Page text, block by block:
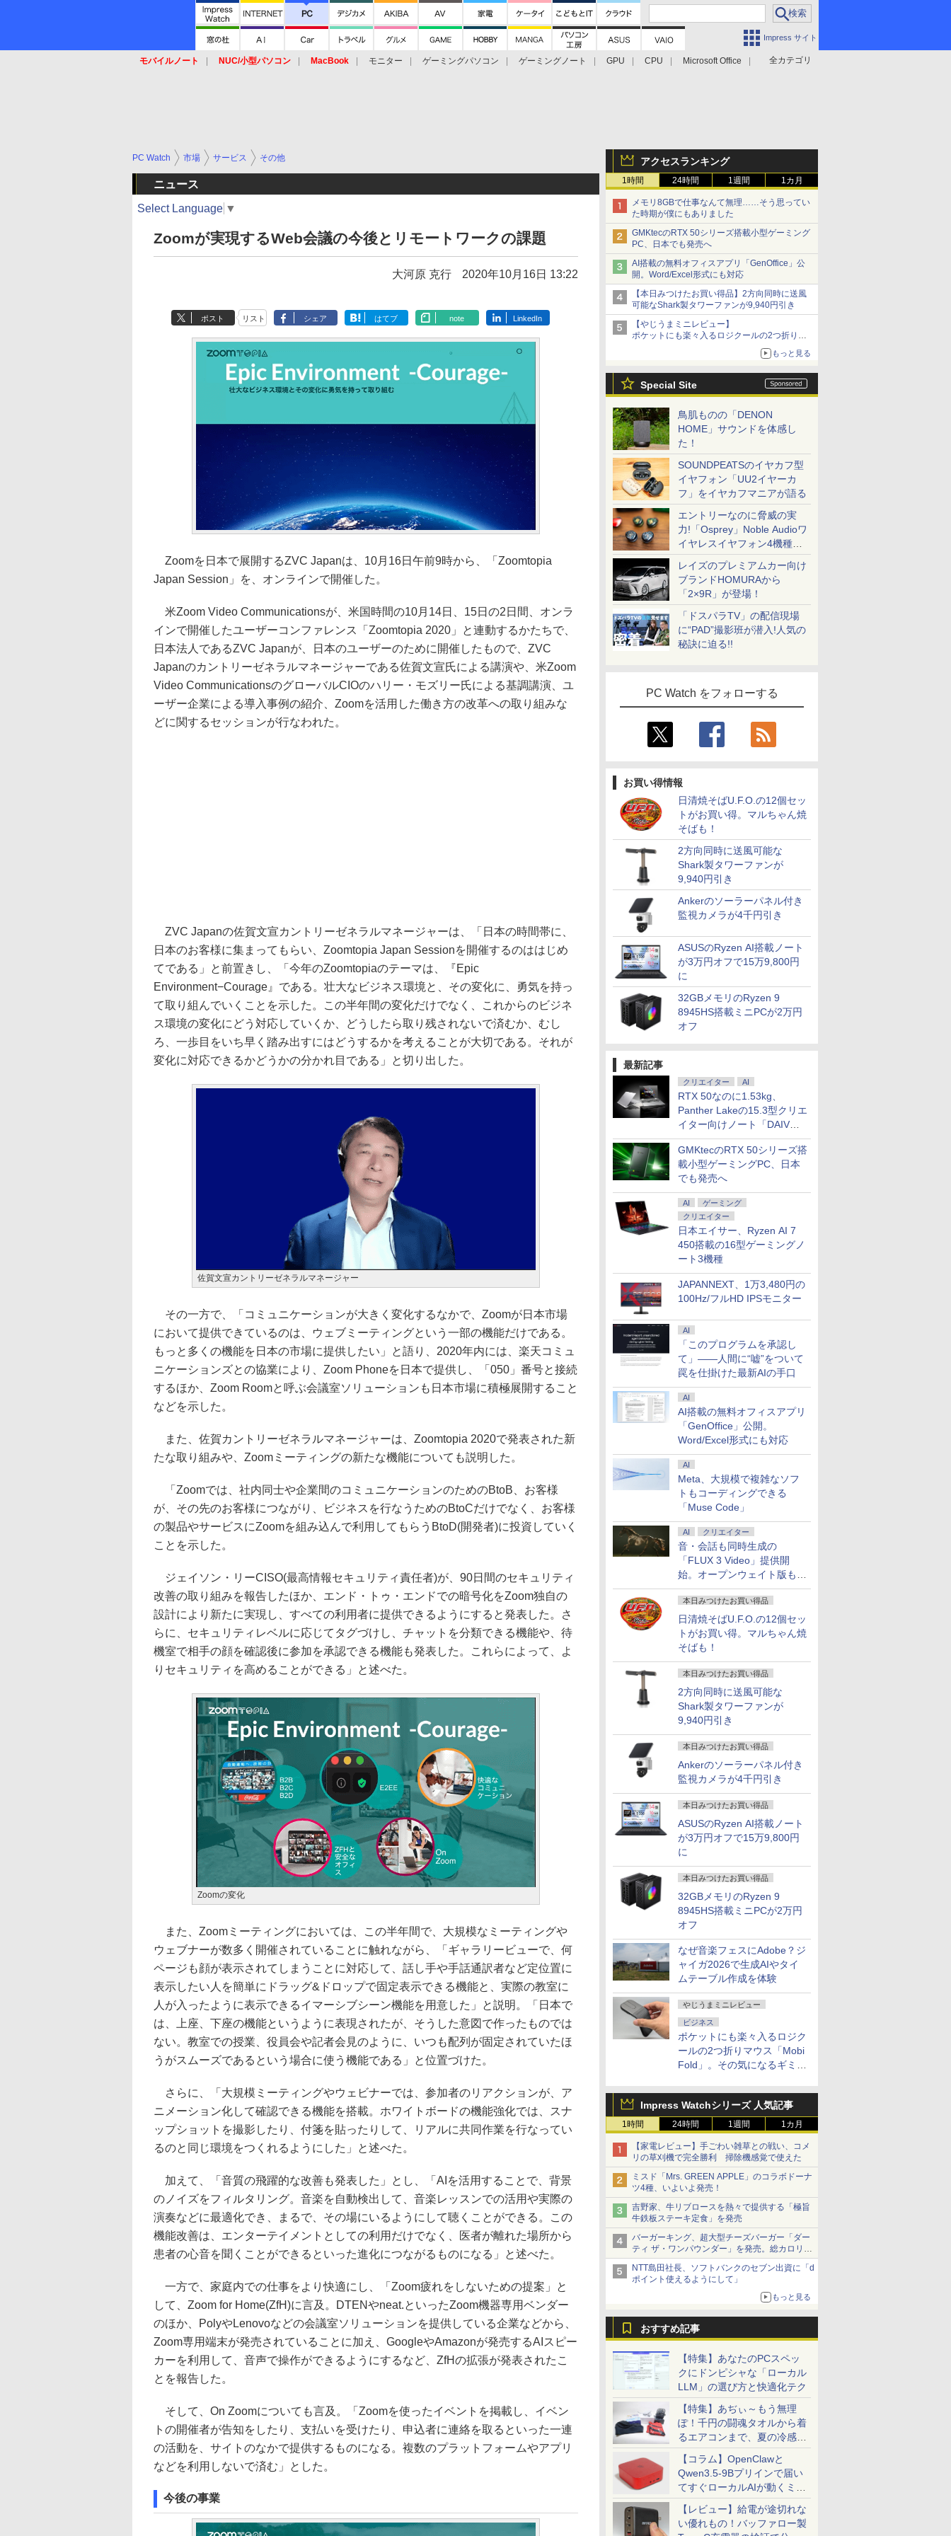
Impress サイト
全カテゴリ
モバイルノート NUC/小型パソコン MacBook モニター ゲーミングパソコン ゲーミングノート GPU CPU
Microsoft Office
アクセスランキング
1時間 24時間 1週間 1カ月
メモリ8GBで仕事なんて無理……そう思ってい
た時期が僕にもありました
GMKtecのRTX 50シリーズ搭載小型ゲーミング
PC、日本でも発売へ
AI搭載の無料オフィスアプリ「GenOffice」公
開。Word/Excel形式にも対応
【本日みつけたお買い得品】2方向同時に送風
可能なShark製タワーファンが9,940円引き
【やじうまミニレビュー】
ポケットにも楽々入るロジクールの2つ折りマ
ウス「Mobi Fold」。その気になるギミックと
もっと見る
Special Site
鳥肌ものの「DENON
HOME」サウンドを体感し
た！
SOUNDPEATSのイヤカフ型
イヤフォン「UU2イヤーカ
フ」をイヤカフマニアが語る
エントリーなのに脅威の実
力!「Osprey」Noble Audioワ
イヤレスイヤフォン4機種を
一気に聴く
レイズのプレミアムカー向け
ブランドHOMURAから
「2×9R」が登場！
「ドスパラTV」の配信現場
に“PAD”撮影班が潜入!人気の
秘訣に迫る!!
PC Watch をフォローする
お買い得情報
日清焼そばU.F.O.の12個セッ
トがお買い得。マルちゃん焼
そばも！
2方向同時に送風可能な
Shark製タワーファンが
9,940円引き
Ankerのソーラーパネル付き
監視カメラが4千円引き
ASUSのRyzen AI搭載ノート
が3万円オフで15万9,800円
に
32GBメモリのRyzen 9
8945HS搭載ミニPCが2万円
オフ
最新記事
クリエイター AI
RTX 50なのに1.53kg、
Panther Lakeの15.3型クリエ
イター向けノート「DAIV
Z5」
GMKtecのRTX 50シリーズ搭
載小型ゲーミングPC、日本
でも発売へ
AI
ゲーミング
クリエイター
日本エイサー、Ryzen AI 7
450搭載の16型ゲーミングノ
ート3機種
JAPANNEXT、1万3,480円の
100Hz/フルHD IPSモニター
AI
「このプログラムを承認し
て」――人間に“嘘”をついて
罠を仕掛けた最新AIの手口
AI
AI搭載の無料オフィスアプリ
「GenOffice」公開。
Word/Excel形式にも対応
AI
Meta、大規模で複雑なソフ
トもコーディングできる
「Muse Code」
AI クリエイター
音・会話も同時生成の
「FLUX 3 Video」提供開
始。オープンウェイト版も計
画
本日みつけたお買い得品
日清焼そばU.F.O.の12個セッ
トがお買い得。マルちゃん焼
そばも！
本日みつけたお買い得品
2方向同時に送風可能な
Shark製タワーファンが
9,940円引き
本日みつけたお買い得品
Ankerのソーラーパネル付き
監視カメラが4千円引き
本日みつけたお買い得品
ASUSのRyzen AI搭載ノート
が3万円オフで15万9,800円
に
本日みつけたお買い得品
32GBメモリのRyzen 9
8945HS搭載ミニPCが2万円
オフ
なぜ音楽フェスにAdobe？ジ
ャイガ2026で生成AIやタイ
ムテーブル作成を体験
やじうまミニレビュー
ビジネス
ポケットにも楽々入るロジク
ールの2つ折りマウス「Mobi
Fold」。その気になるギミッ
Impress Watchシリーズ 人気記事
1時間 24時間 1週間 1カ月
【家電レビュー】手ごわい雑草との戦い、コメ
リの草刈機で完全勝利 掃除機感覚で使えた
ミスド「Mrs. GREEN APPLE」のコラボドーナ
ツ4種、いよいよ発売！
吉野家、牛リブロースを熱々で提供する「極旨
牛鉄板ステーキ定食」を発売
バーガーキング、超大型チーズバーガー「ダー
ティ ザ・ワンパウンダー」を発売。総カロリー
約1656kcal、総重量約527g！
NTT島田社長、ソフトバンクのセブン出資に「d
ポイント使えるようにして」
もっと見る
おすすめ記事
【特集】あなたのPCスペッ
クにドンピシャな「ローカル
LLM」の選び方と快適化テク
【特集】あぢぃ～もう無理
ぽ！千円の闘魂タオルから着
るエアコンまで、夏の冷感グ
ッズ一挙紹介
【コラム】OpenClawと
Qwen3.5-9Bプリインで届い
てすぐローカルAIが動くミニ
PC「SER9 Pro」
【レビュー】給電が途切れな
い優れもの！バッファロー製
PC Watch 市場 サービス その他
ニュース
Select Language ▼
Zoomが実現するWeb会議の今後とリモートワークの課題
大河原 克行 2020年10月16日 13:22
ポスト リスト シェア はてブ note LinkedIn
Zoomを日本で展開するZVC Japanは、10月16日午前9時から、「Zoomtopia
Japan Session」を、オンラインで開催した。
米Zoom Video Communicationsが、米国時間の10月14日、15日の2日間、オンラ
インで開催したユーザーコンファレンス「Zoomtopia 2020」と連動するかたちで、
日本法人であるZVC Japanが、日本のユーザーのために開催したもので、ZVC
Japanのカントリーゼネラルマネージャーである佐賀文宣氏による講演や、米Zoom
Video CommunicationsのグローバルCIOのハリー・モズリー氏による基調講演、ユ
ーザー企業による導入事例の紹介、Zoomを活用した働き方の改革への取り組みな
どに関するセッションが行なわれた。
ZVC Japanの佐賀文宣カントリーゼネラルマネージャーは、「日本の時間帯に、
日本のお客様に集まってもらい、Zoomtopia Japan Sessionを開催するのははじめ
てである」と前置きし、「今年のZoomtopiaのテーマは、『Epic
Environment−Courage』である。壮大なビジネス環境と、その変化に、勇気を持っ
て取り組んでいくことを示した。この半年間の変化だけでなく、これからのビジネ
ス環境の変化にどう対応していくか、どうしたら取り残されないで済むか、むし
ろ、一歩目をいち早く踏み出すにはどうするかを考えることが大切である。それが
変化に対応できるかどうかの分かれ目である」と切り出した。
佐賀文宣カントリーゼネラルマネージャー
その一方で、「コミュニケーションが大きく変化するなかで、Zoomが日本市場
において提供できているのは、ウェブミーティングという一部の機能だけである。
もっと多くの機能を日本の市場に提供したい」と語り、2020年内には、楽天コミュ
ニケーションズとの協業により、Zoom Phoneを日本で提供し、「050」番号と接続
するほか、Zoom Roomと呼ぶ会議室ソリューションも日本市場に積極展開すること
などを示した。
また、佐賀カントリーゼネラルマネージャーは、Zoomtopia 2020で発表された新
たな取り組みや、Zoomミーティングの新たな機能についても説明した。
「Zoomでは、社内同士や企業間のコミュニケーションのためのBtoB、お客様
が、その先のお客様につながり、ビジネスを行なうためのBtoCだけでなく、お客様
の製品やサービスにZoomを組み込んで利用してもらうBtoD(開発者)に投資していく
ことを示した。
ジェイソン・リーCISO(最高情報セキュリティ責任者)が、90日間のセキュリティ
改善の取り組みを報告したほか、エンド・トゥ・エンドでの暗号化をZoom独自の
設計により新たに実現し、すべての利用者に提供できるようにすると発表した。さ
らに、セキュリティレベルに応じてタグづけし、チャットを分類できる機能や、待
機室で相手の顔を確認後に参加を承認できる機能も発表した。これらによって、よ
りセキュリティを高めることができる」と述べた。
Zoomの変化
また、Zoomミーティングにおいては、この半年間で、大規模なミーティングや
ウェブナーが数多く開催されていることに触れながら、「ギャラリービューで、何
ページも顔が表示されてしまうことに対応して、話し手や手話通訳者など定位置に
表示したい人を簡単にドラッグ&ドロップで固定表示できる機能と、実際の教室に
人が入ったように表示できるイマーシブシーン機能を用意した」と説明。「日本で
は、上座、下座の機能というように表現されたが、そうした意図で作ったものでは
ない。教室での授業、役員会や記者会見のように、いつも配列が固定されていたほ
うがスムーズであるという場合に使う機能である」と位置づけた。
さらに、「大規模ミーティングやウェビナーでは、参加者のリアクションが、ア
ニメーション化して確認できる機能を搭載。ホワイトボードの機能強化では、スナ
ップショットを撮影したり、付箋を貼ったりして、リアルに共同作業を行なってい
るのと同じ環境をつくれるようにした」と述べた。
加えて、「音質の飛躍的な改善も発表した」とし、「AIを活用することで、背景
のノイズをフィルタリング。音楽を自動検出して、音楽レッスンでの活用や実際の
演奏などに最適化でき、まるで、その場にいるようにして聴くことができる。この
機能改善は、エンターテイメントとしての利用だけでなく、医者が離れた場所から
患者の心音を聞くことができるといった進化につながるものになる」と述べた。
一方で、家庭内での仕事をより快適にし、「Zoom疲れをしないための提案」と
して、Zoom for Home(ZfH)に言及。DTENやneat.といったZoom機器専用ベンダー
のほか、PolyやLenovoなどの会議室ソリューションを提供している企業などから、
Zoom専用端末が発売されていることに加え、GoogleやAmazonが発売するAIスピー
カーを利用して、音声で操作ができるようにするなど、ZfHの拡張が発表されたこ
とを報告した。
そして、On Zoomについても言及。「Zoomを使ったイベントを掲載し、イベン
トの開催者が告知をしたり、支払いを受けたり、申込者に連絡を取るといった一連
の活動を、サイトのなかで提供するものになる。複数のプラットフォームやアプリ
などを利用しないで済む」とした。
今後の事業